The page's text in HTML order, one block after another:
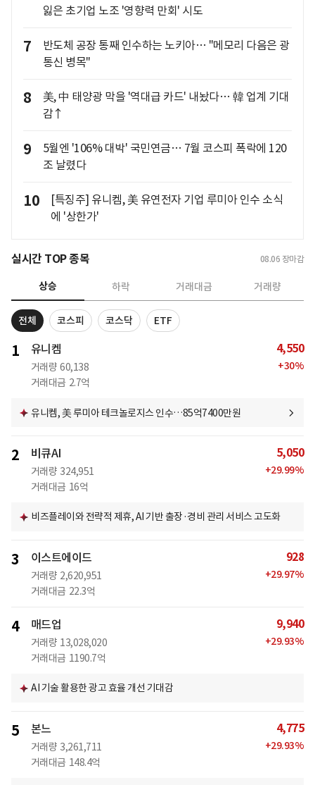
잃은 초기업 노조 '영향력 만회' 시도
7
반도체 공장 통째 인수하는 노키아… "메모리 다음은 광
통신 병목"
8
美, 中 태양광 막을 '역대급 카드' 내놨다… 韓 업계 기대
감↑
9
5월엔 '106% 대박' 국민연금… 7월 코스피 폭락에 120
조 날렸다
10
[특징주] 유니켐, 美 유연전자 기업 루미아 인수 소식
에 '상한가'
실시간 TOP 종목 08.06 장마감
상승 하락 거래대금 거래량
전체 코스피 코스닥 ETF
1 유니켐
거래량 60,138
거래대금 2.7억
4,550
+30%
유니켐, 美 루미아 테크놀로지스 인수…85억7400만원
2 비큐AI
거래량 324,951
거래대금 16억
5,050
+29.99%
비즈플레이와 전략적 제휴, AI 기반 출장·경비 관리 서비스 고도화
3 이스트에이드
거래량 2,620,951
거래대금 22.3억
928
+29.97%
4 매드업
거래량 13,028,020
거래대금 1190.7억
9,940
+29.93%
AI 기술 활용한 광고 효율 개선 기대감
5 본느
거래량 3,261,711
거래대금 148.4억
4,775
+29.93%